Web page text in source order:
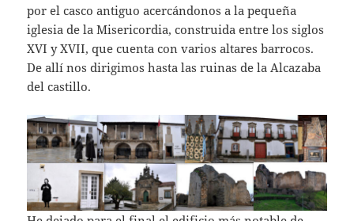
por el casco antiguo acercándonos a la pequeña
iglesia de la Misericordia, construida entre los siglos
XVI y XVII, que cuenta con varios altares barrocos.
De allí nos dirigimos hasta las ruinas de la Alcazaba
del castillo.